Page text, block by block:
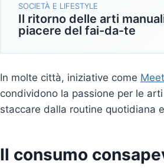
SOCIETÀ E LIFESTYLE
Il ritorno delle arti
piacere del fai-da-te
In molte città, iniziative come
condividono la passione per le
staccare dalla routine quotidiana
Il consumo